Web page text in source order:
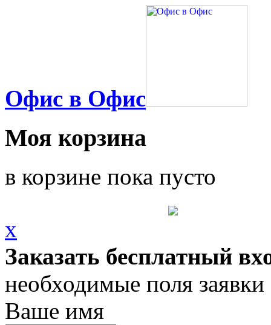
Офис в Офис
Моя корзина
в корзине пока пусто
x
Заказать бесплатный
необходимые поля заявки
Ваше имя